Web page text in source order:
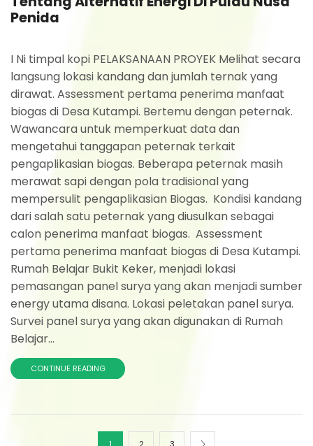
Penida
I Ni timpal kopi PELAKSANAAN PROYEK Melihat secara
langsung lokasi kandang dan jumlah ternak yang
dirawat. Assessment pertama penerima manfaat
biogas di Desa Kutampi. Bertemu dengan peternak.
Wawancara untuk memperkuat data dan
mengetahui tanggapan peternak terkait
pengaplikasian biogas. Beberapa peternak masih
merawat sapi dengan pola tradisional yang
mempersulit pengaplikasian Biogas. Kondisi kandang
dari salah satu peternak yang diusulkan sebagai
calon penerima manfaat biogas. Assessment
pertama penerima manfaat biogas di Desa Kutampi.
Rumah Belajar Bukit Keker, menjadi lokasi
pemasangan panel surya yang akan menjadi sumber
energy utama disana. Lokasi peletakan panel surya.
Survei panel surya yang akan digunakan di Rumah
Belajar...
CONTINUE READING
1 2 3